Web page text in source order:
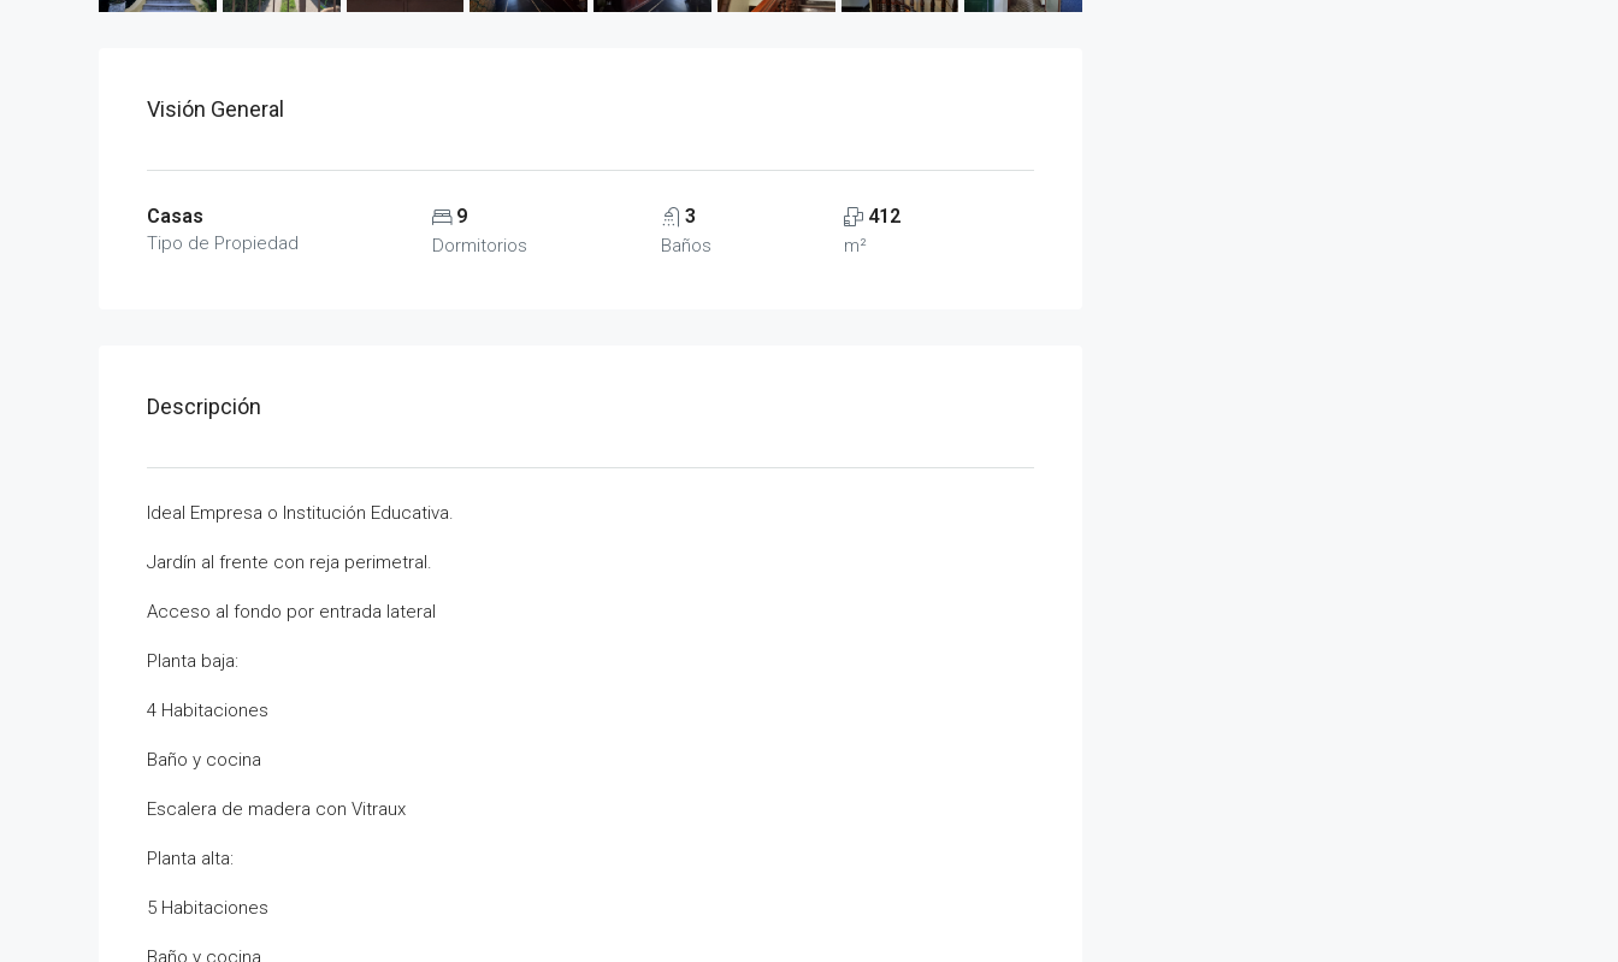
Visión General
Casas
Tipo de Propiedad
9
Dormitorios
3
Baños
412
m²
Descripción
Ideal Empresa o Institución Educativa.
Jardín al frente con reja perimetral.
Acceso al fondo por entrada lateral
Planta baja:
4 Habitaciones
Baño y cocina
Escalera de madera con Vitraux
Planta alta:
5 Habitaciones
Baño y cocina